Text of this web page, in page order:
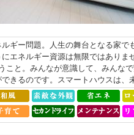
ギー問題。人生の舞台となる家で
エネルギー資源は無限ではありま
こと。みんなが意識して、みんな
きるのです。スマートハウスは、